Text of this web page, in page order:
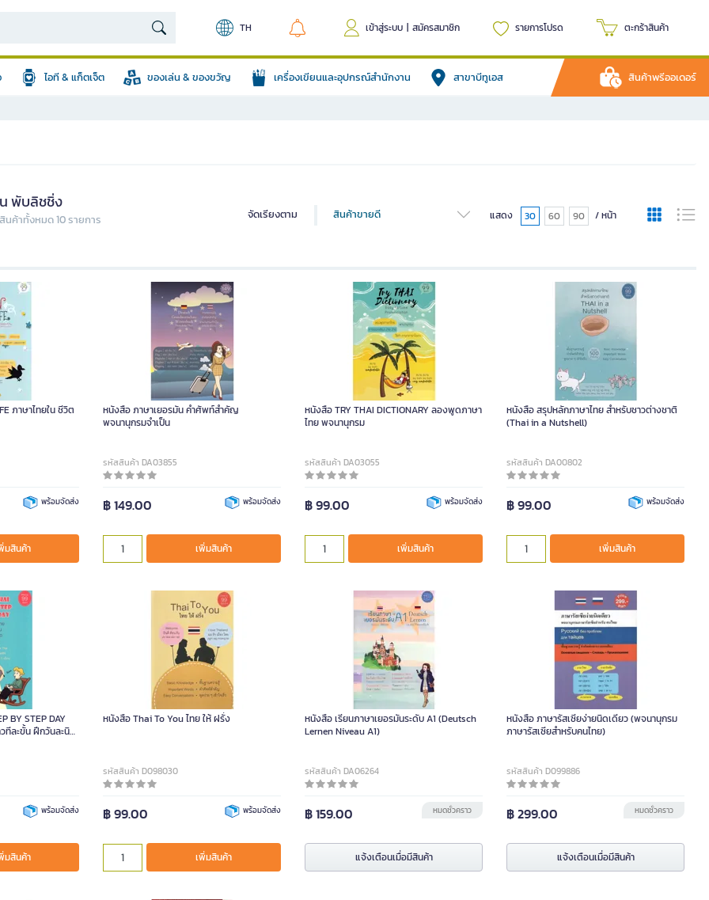
TH เข้าสู่ระบบ | สมัครสมาชิก รายการโปรด ตะกร้าสินค้า
ไอที & แก็ตเจ็ต ของเล่น & ของขวัญ เครื่องเขียนและอุปกรณ์สำนักงาน สาขาบีทูเอส สินค้าพรีออเดอร์
พับลิชชิ่ง
นค้าทั้งหมด 10 รายการ จัดเรียงตาม สินค้าขายดี แสดง 30 60 90 / หน้า
ภาษาไทยใน ชีวิต
พร้อมจัดส่ง
มสินค้า
หนังสือ ภาษาเยอรมัน คำศัพท์สำคัญ
พจนานุกรมจำเป็น
รหัสสินค้า DA03855
฿ 149.00 พร้อมจัดส่ง
เพิ่มสินค้า
หนังสือ TRY THAI DICTIONARY ลองพูดภาษา
ไทย พจนานุกรม
รหัสสินค้า DA03055
฿ 99.00 พร้อมจัดส่ง
เพิ่มสินค้า
หนังสือ สรุปหลักภาษาไทย สำหรับชาวต่างชาติ
(Thai in a Nutshell)
รหัสสินค้า DA00802
฿ 99.00 พร้อมจัดส่ง
เพิ่มสินค้า
BY STEP DAY
ทีละขั้น ฝึกวันละนิด
พร้อมจัดส่ง
มสินค้า
หนังสือ Thai To You ไทย ให้ ฝรั่ง
รหัสสินค้า D098030
฿ 99.00 พร้อมจัดส่ง
เพิ่มสินค้า
หนังสือ เรียนภาษาเยอรมันระดับ A1 (Deutsch
Lernen Niveau A1)
รหัสสินค้า DA06264
฿ 159.00 หมดชั่วคราว
แจ้งเตือนเมื่อมีสินค้า
หนังสือ ภาษารัสเซียง่ายนิดเดียว (พจนานุกรม
ภาษารัสเซียสำหรับคนไทย)
รหัสสินค้า D099886
฿ 299.00 หมดชั่วคราว
แจ้งเตือนเมื่อมีสินค้า